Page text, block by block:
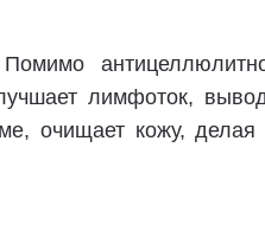
лимфоток,
очищает кожу, делая